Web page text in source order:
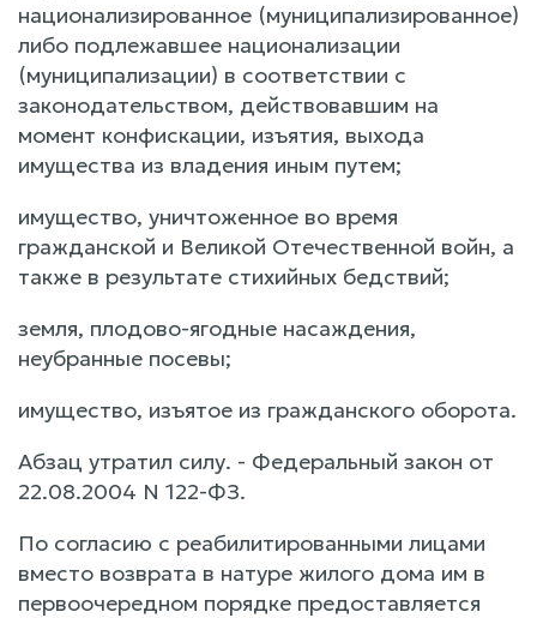
национализированное (муниципализированное)
либо подлежавшее национализации
(муниципализации) в соответствии с
законодательством, действовавшим на
момент конфискации, изъятия, выхода
имущества из владения иным путем;
имущество, уничтоженное во время
гражданской и Великой Отечественной войн, а
также в результате стихийных бедствий;
земля, плодово-ягодные насаждения,
неубранные посевы;
имущество, изъятое из гражданского оборота.
Абзац утратил силу. - Федеральный закон от
22.08.2004 N 122-ФЗ.
По согласию с реабилитированными лицами
вместо возврата в натуре жилого дома им в
первоочередном порядке предоставляется